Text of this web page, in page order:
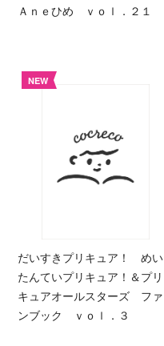
Ａｎｅひめ ｖｏｌ．２１
NEW
だいすきプリキュア！ めい
たんていプリキュア！＆プリ
キュアオールスターズ ファ
ンブック ｖｏｌ．３